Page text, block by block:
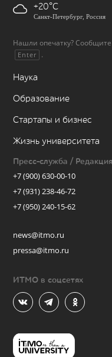
+20
Санкт-Петербург, Россия
Нашли опечатку?
Enter .
Наука
Образование
Стартапы и бизнес
Жизнь университета
Пресс-служба / Редакция
+7 (900) 630-00-10
+7 (931) 238-46-72
+7 (950) 240-15-62
news@itmo.ru
pressa@itmo.ru
ИТМО в соцсетях